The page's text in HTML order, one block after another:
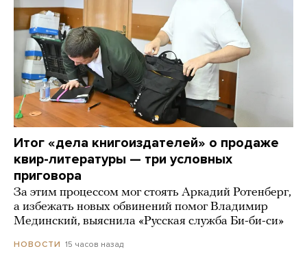
Итог «дела книгоиздателей» о продаже
квир-литературы — три условных
приговора
За этим процессом мог стоять Аркадий Ротенберг,
а избежать новых обвинений помог Владимир
Мединский, выяснила «Русская служба Би-би-си»
НОВОСТИ 15 часов назад